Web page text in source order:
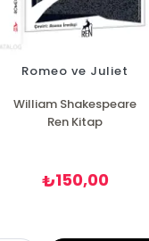
Romeo ve Juliet
William Shakespeare
Ren Kitap
₺150,00